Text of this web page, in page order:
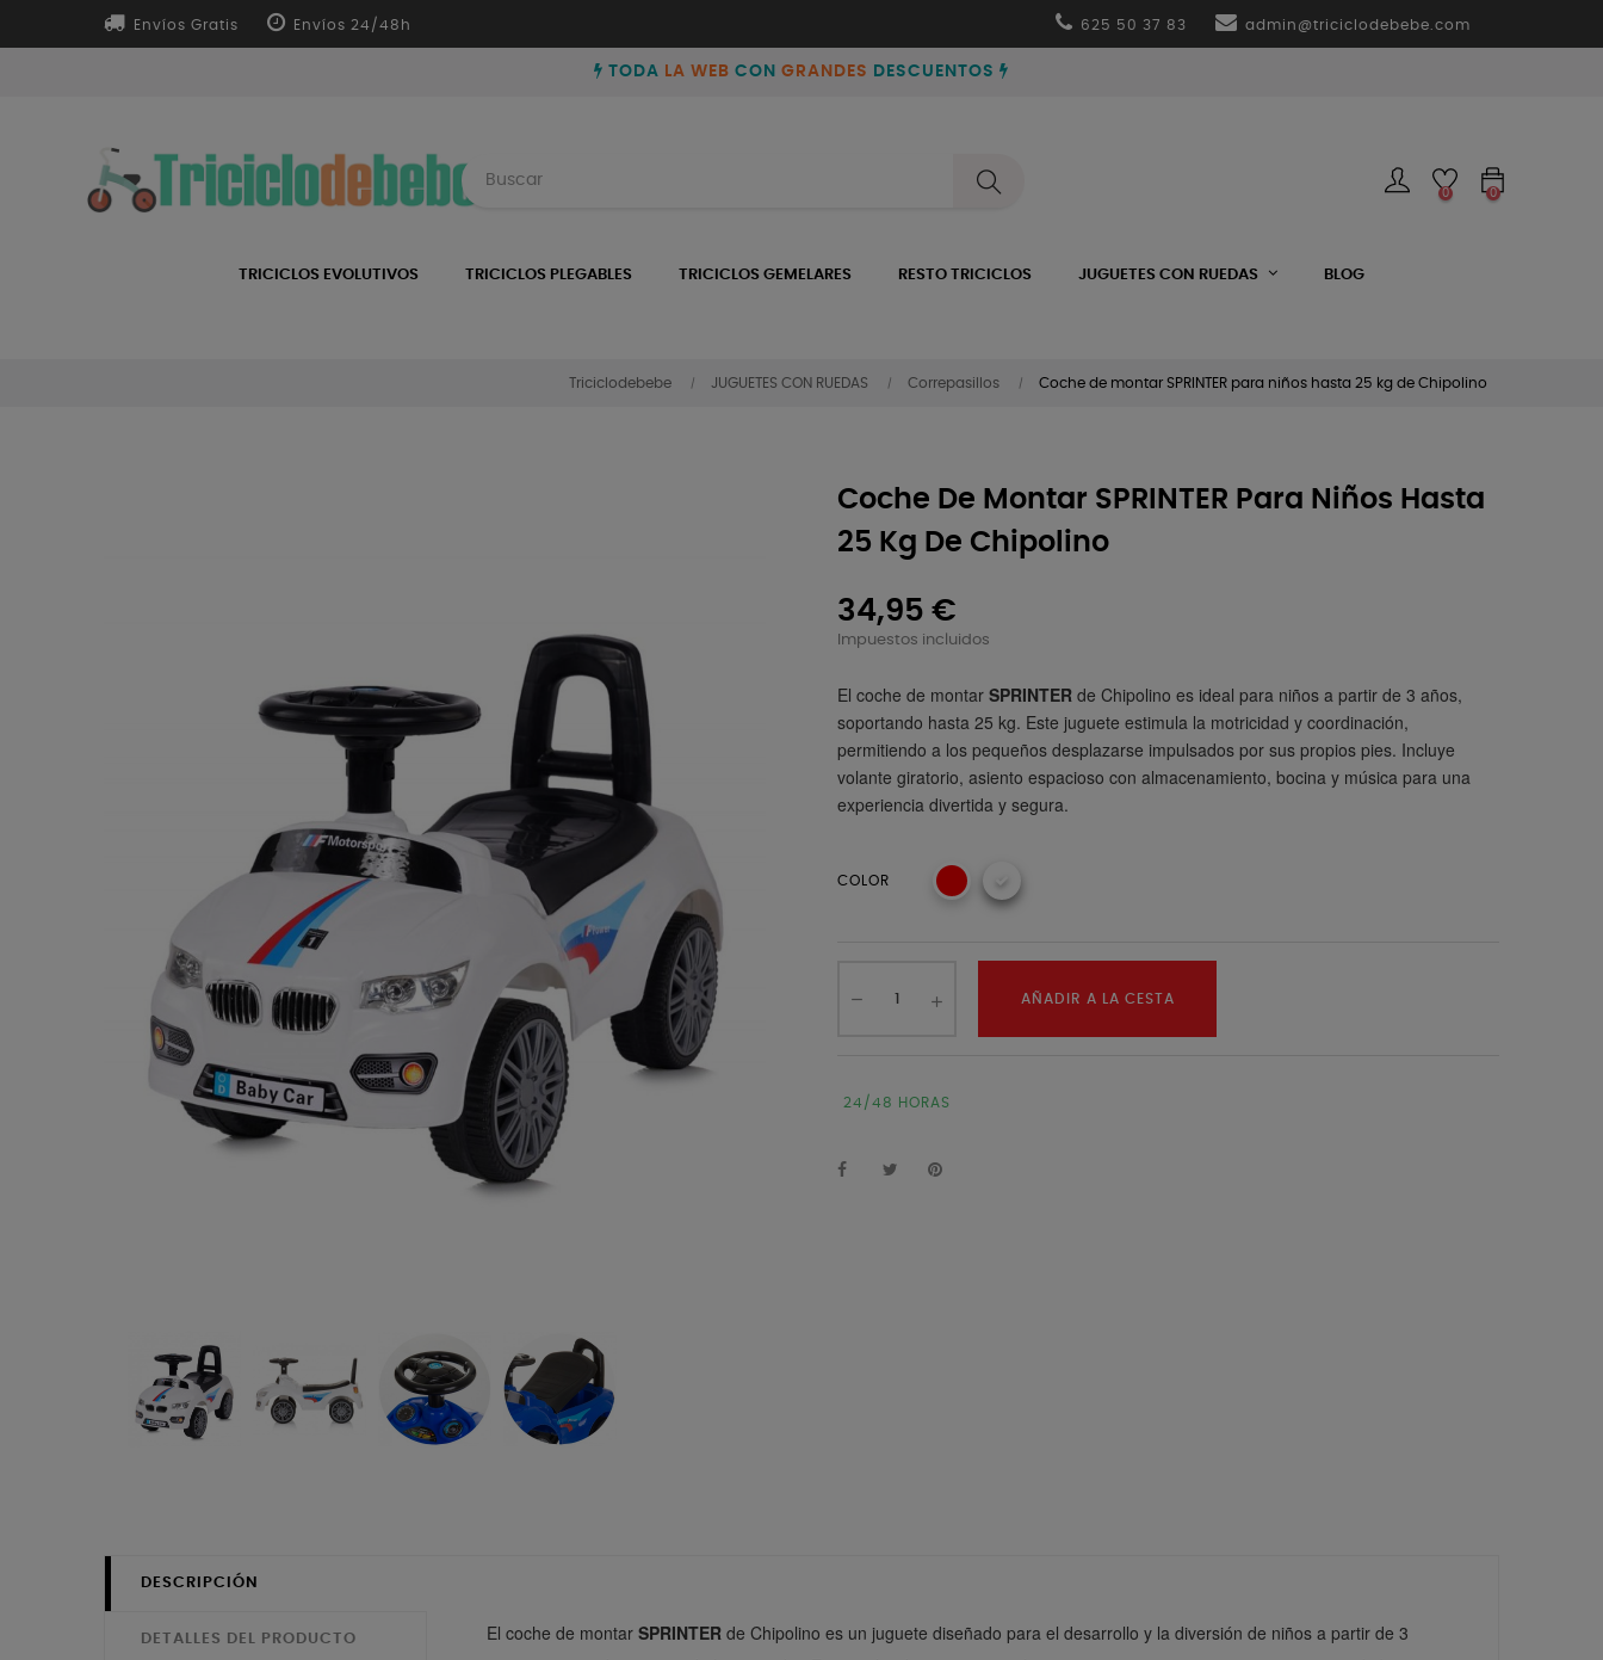
Envíos Gratis Envíos 24/48h 625 50 37 83 admin@triciclodebebe.com
TODA LA WEB CON GRANDES DESCUENTOS
0 0
TRICICLOS EVOLUTIVOS TRICICLOS PLEGABLES TRICICLOS GEMELARES RESTO TRICICLOS JUGUETES CON RUEDAS BLOG
Triciclodebebe JUGUETES CON RUEDAS Correpasillos Coche de montar SPRINTER para niños hasta 25 kg de Chipolino
Coche De Montar SPRINTER Para Niños Hasta
25 Kg De Chipolino
34,95 €
Impuestos incluidos
El coche de montar SPRINTER de Chipolino es ideal para niños a partir de 3 años,
soportando hasta 25 kg. Este juguete estimula la motricidad y coordinación,
permitiendo a los pequeños desplazarse impulsados por sus propios pies. Incluye
volante giratorio, asiento espacioso con almacenamiento, bocina y música para una
experiencia divertida y segura.
COLOR
AÑADIR A LA CESTA
24/48 HORAS
DESCRIPCIÓN
DETALLES DEL PRODUCTO El coche de montar SPRINTER de Chipolino es un juguete diseñado para el desarrollo y la diversión de niños a partir de 3